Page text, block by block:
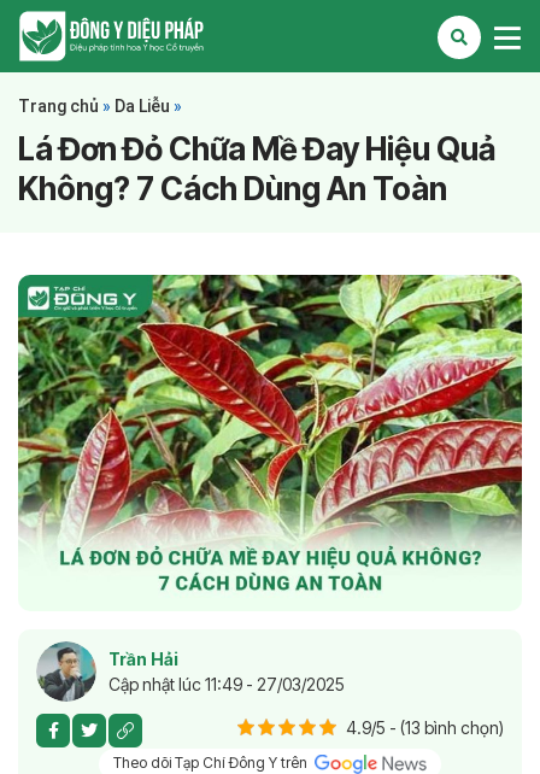
Trang chủ » Da Liễu »
Lá Đơn Đỏ Chữa Mề Đay Hiệu Quả
Không? 7 Cách Dùng An Toàn
Trần Hải
Cập nhật lúc 11:49 - 27/03/2025
4.9/5 - (13 bình chọn)
Theo dõi Tạp Chí Đông Y trên